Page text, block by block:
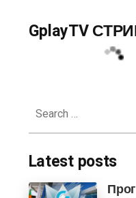
GplayTV
for:
Latest posts